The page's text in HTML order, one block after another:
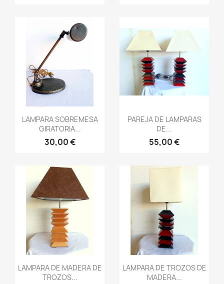
Vista rápida
LAMPARA SOBREMESA
GIRATORIA...
30,00 €
Vista rápida
PAREJA DE LAMPARAS
DE...
55,00 €
Vista rápida
LAMPARA DE MADERA DE
TROZOS...
Vista rápida
LAMPARA DE TROZOS DE
MADERA...